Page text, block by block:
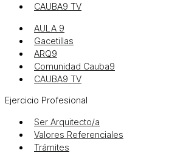
CAUBA9 TV
AULA 9
Gacetillas
ARQ9
Comunidad Cauba9
CAUBA9 TV
Ejercicio Profesional
Ser Arquitecto/a
Valores Referenciales
Trámites